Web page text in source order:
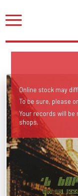
Online stock may
To be sure, please
Your records will be
shops.